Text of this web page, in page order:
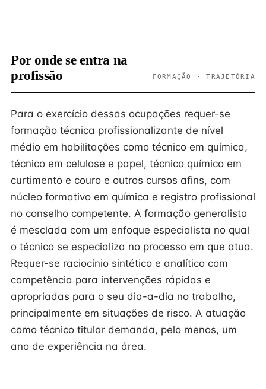
Por onde se entra na
profissão
FORMAÇÃO · TRAJETÓRIA
Para o exercício dessas ocupações requer-se
formação técnica profissionalizante de nível
médio em habilitações como técnico em química,
técnico em celulose e papel, técnico químico em
curtimento e couro e outros cursos afins, com
núcleo formativo em química e registro profissional
no conselho competente. A formação generalista
é mesclada com um enfoque especialista no qual
o técnico se especializa no processo em que atua.
Requer-se raciocínio sintético e analítico com
competência para intervenções rápidas e
apropriadas para o seu dia-a-dia no trabalho,
principalmente em situações de risco. A atuação
como técnico titular demanda, pelo menos, um
ano de experiência na área.